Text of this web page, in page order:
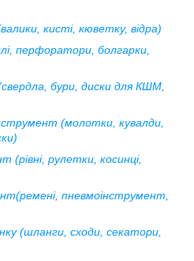
кисті, кюветку, відра)
перфоратори, болгарки,
бури, диски для КШМ,
(молотки, кувалди,
(рівні, рулетки, косинці,
пневмоінструмент,
(шланги, сходи, секатори,